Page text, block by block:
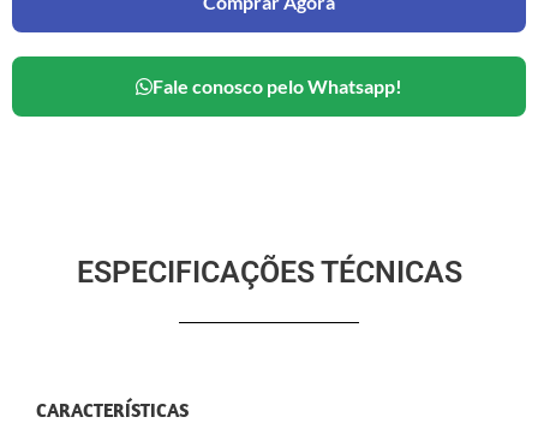
Fale conosco pelo Whatsapp!
ESPECIFICAÇÕES TÉCNICAS
CARACTERÍSTICAS